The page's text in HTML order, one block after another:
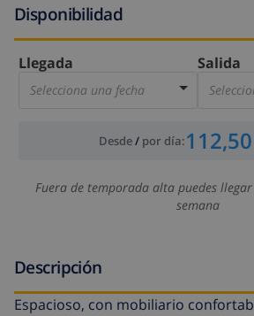
Disponibilidad
Llegada
Selecciona una fecha
Salida
Desde/ por día:
Fuera de temporada alta puedes
semana
Descripción
Espacioso, con mobiliario